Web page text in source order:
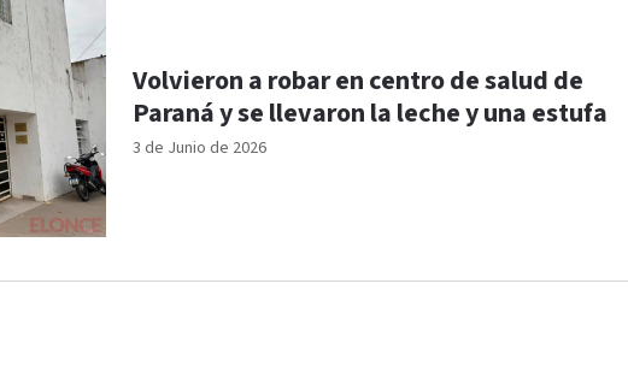
3 de Junio de 2026
Volvieron a robar en centro de salud de
Paraná y se llevaron la leche y una estufa